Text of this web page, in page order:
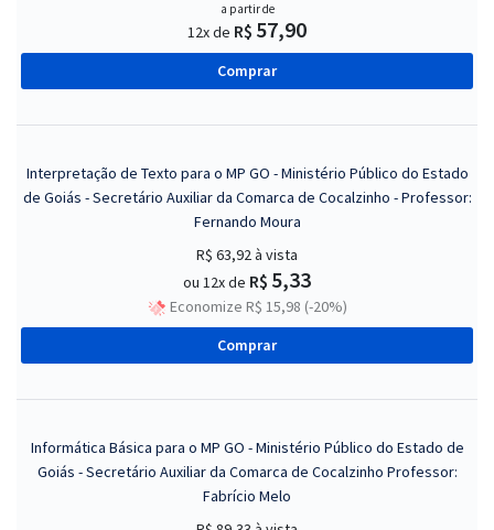
a partir de
12x de R$ 57,90
Comprar
Interpretação de Texto para o MP GO - Ministério Público do Estado
de Goiás - Secretário Auxiliar da Comarca de Cocalzinho - Professor:
Fernando Moura
R$ 63,92à vista
ou 12x de R$ 5,33
Economize R$ 15,98 (-20%)
Comprar
Informática Básica para o MP GO - Ministério Público do Estado de
Goiás - Secretário Auxiliar da Comarca de Cocalzinho Professor:
Fabrício Melo